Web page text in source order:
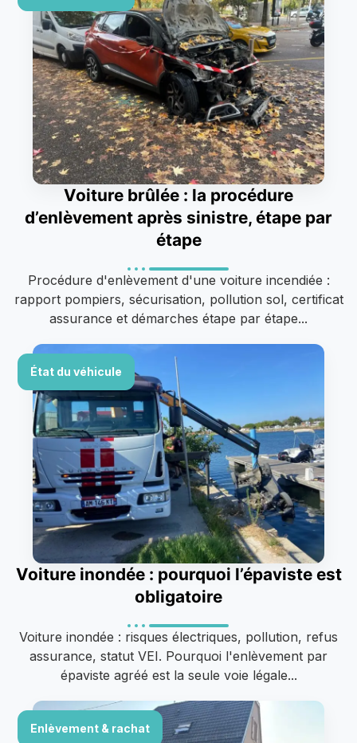
Voiture brûlée : la procédure
d’enlèvement après sinistre, étape par
étape
Procédure d'enlèvement d'une voiture incendiée :
rapport pompiers, sécurisation, pollution sol, certificat
assurance et démarches étape par étape...
État du véhicule
Voiture inondée : pourquoi l’épaviste est
obligatoire
Voiture inondée : risques électriques, pollution, refus
assurance, statut VEI. Pourquoi l'enlèvement par
épaviste agréé est la seule voie légale...
Enlèvement & rachat